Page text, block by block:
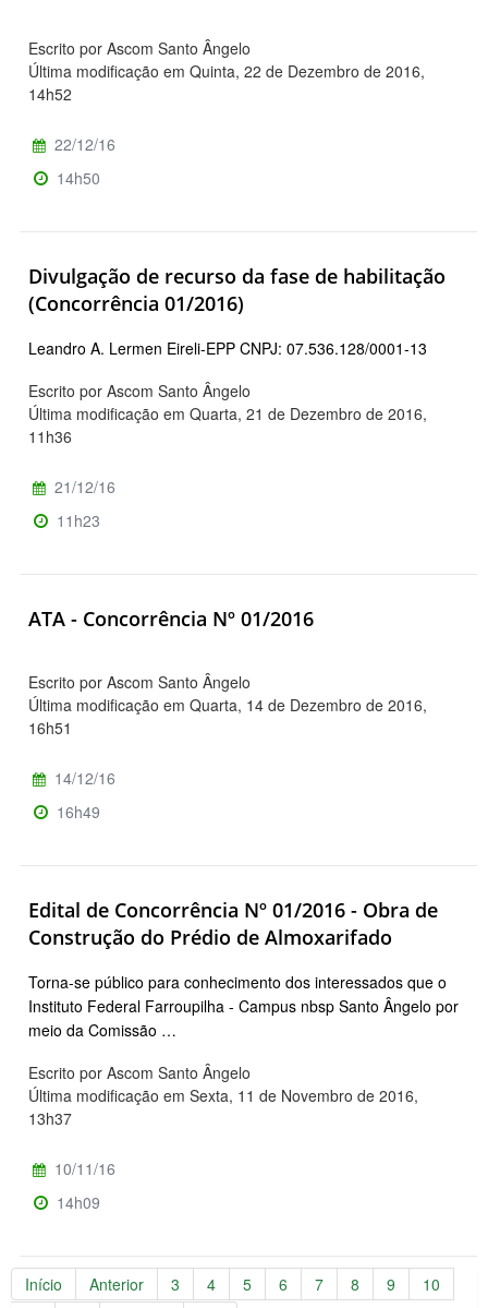
Escrito por Ascom Santo Ângelo
Última modificação em Quinta, 22 de Dezembro de 2016,
14h52
22/12/16
14h50
Divulgação de recurso da fase de habilitação
(Concorrência 01/2016)
Leandro A. Lermen Eireli-EPP CNPJ: 07.536.128/0001-13
Escrito por Ascom Santo Ângelo
Última modificação em Quarta, 21 de Dezembro de 2016,
11h36
21/12/16
11h23
ATA - Concorrência Nº 01/2016
Escrito por Ascom Santo Ângelo
Última modificação em Quarta, 14 de Dezembro de 2016,
16h51
14/12/16
16h49
Edital de Concorrência Nº 01/2016 - Obra de
Construção do Prédio de Almoxarifado
Torna-se público para conhecimento dos interessados que o
Instituto Federal Farroupilha - Campus nbsp Santo Ângelo por
meio da Comissão …
Escrito por Ascom Santo Ângelo
Última modificação em Sexta, 11 de Novembro de 2016,
13h37
10/11/16
14h09
Início Anterior 3 4 5 6 7 8 9
10